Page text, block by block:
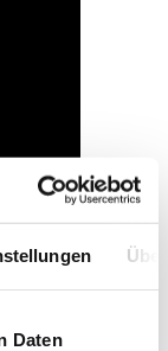
Daten